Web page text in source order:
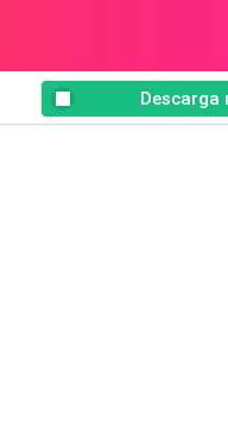
Descarga